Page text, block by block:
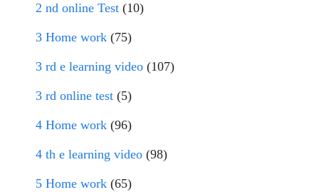
2 nd online Test (10)
3 Home work (75)
3 rd e learning video (107)
3 rd online test (5)
4 Home work (96)
4 th e learning video (98)
5 Home work (65)